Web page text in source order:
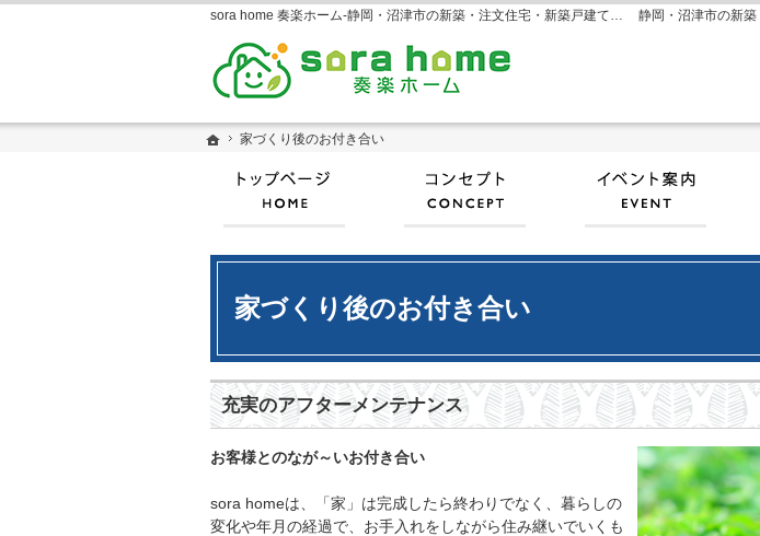
ホーム
家づくり後のお付き合い
家づくり後のお付き合い
静岡・沼津市の新
sora home 奏楽ホーム‐静岡・沼津市の新築・注文住宅・新築戸建てなら工務店のモリケン
充実のアフターメンテナンス
お客様とのなが～いお付き合い
sora homeは、「家」は完成したら終わりでなく、暮らしの
変化や年月の経過で、お手入れをしながら住み継いでいくも
ホーム
家づくり後のお付き合い